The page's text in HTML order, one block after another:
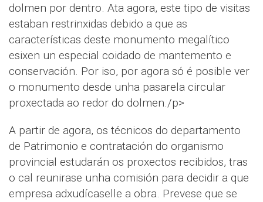
dolmen por dentro. Ata agora, este tipo de visitas
estaban restrinxidas debido a que as
características deste monumento megalítico
esixen un especial coidado de mantemento e
conservación. Por iso, por agora só é posible ver
o monumento desde unha pasarela circular
proxectada ao redor do dolmen./p>
A partir de agora, os técnicos do departamento
de Patrimonio e contratación do organismo
provincial estudarán os proxectos recibidos, tras
o cal reunirase unha comisión para decidir a que
empresa adxudícaselle a obra. Prevese que se